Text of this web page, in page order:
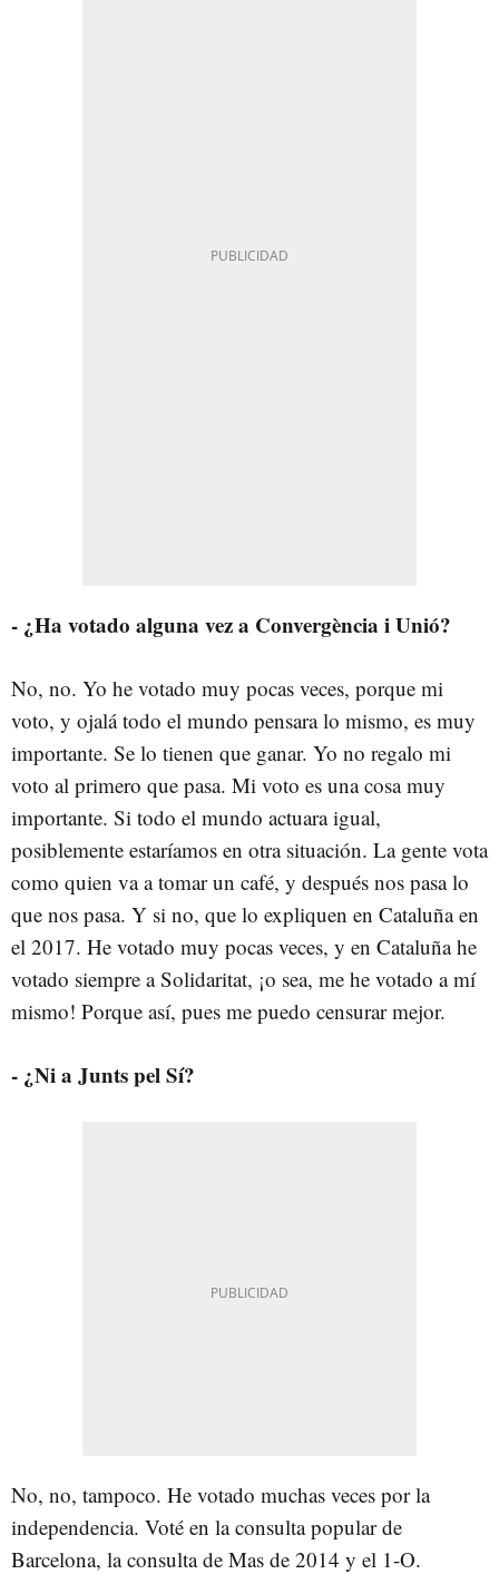
- ¿Ha votado alguna vez a Convergència i Unió?
No, no. Yo he votado muy pocas veces, porque mi
voto, y ojalá todo el mundo pensara lo mismo, es muy
importante. Se lo tienen que ganar. Yo no regalo mi
voto al primero que pasa. Mi voto es una cosa muy
importante. Si todo el mundo actuara igual,
posiblemente estaríamos en otra situación. La gente vota
como quien va a tomar un café, y después nos pasa lo
que nos pasa. Y si no, que lo expliquen en Cataluña en
el 2017. He votado muy pocas veces, y en Cataluña he
votado siempre a Solidaritat, ¡o sea, me he votado a mí
mismo! Porque así, pues me puedo censurar mejor.
- ¿Ni a Junts pel Sí?
No, no, tampoco. He votado muchas veces por la
independencia. Voté en la consulta popular de
Barcelona, la consulta de Mas de 2014 y el 1-O.